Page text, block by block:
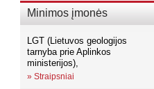
Minimos įmonės
LGT (Lietuvos geologijos
tarnyba prie Aplinkos
ministerijos),
» Straipsniai